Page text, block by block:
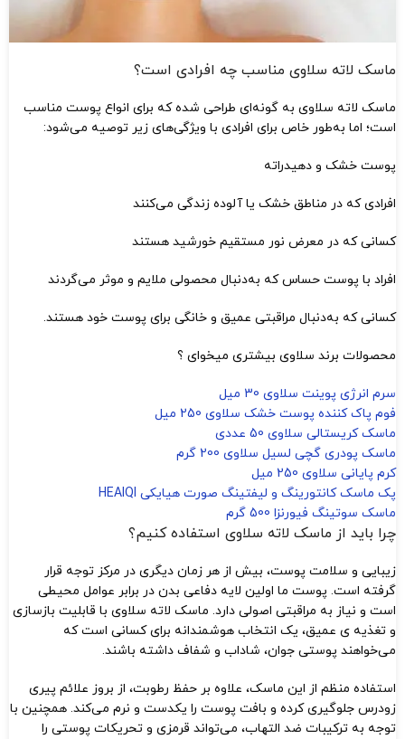
ماسک لاته سلاوی مناسب چه افرادی است؟
ماسک لاته سلاوی به گونه‌ای طراحی شده که برای انواع پوست مناسب
است؛ اما به‌طور خاص برای افرادی با ویژگی‌های زیر توصیه می‌شود:
پوست خشک و دهیدراته
افرادی که در مناطق خشک یا آلوده زندگی می‌کنند
کسانی که در معرض نور مستقیم خورشید هستند
افراد با پوست حساس که به‌دنبال محصولی ملایم و موثر می‌گردند
کسانی که به‌دنبال مراقبتی عمیق و خانگی برای پوست خود هستند.
محصولات برند سلاوی بیشتری میخوای ؟
سرم انرژی پوینت سلاوی 30 میل
فوم پاک کننده پوست خشک سلاوی 250 میل
ماسک کریستالی سلاوی 50 عددی
ماسک پودری گچی لسیل سلاوی 200 گرم
کرم پایانی سلاوی 250 میل
پک ماسک کانتورینگ و لیفتینگ صورت هیایکی HEAIQI
ماسک سوتینگ فیورنزا 500 گرم
چرا باید از ماسک لاته سلاوی استفاده کنیم؟
زیبایی و سلامت پوست، بیش از هر زمان دیگری در مرکز توجه قرار
گرفته است. پوست ما اولین لایه دفاعی بدن در برابر عوامل محیطی
است و نیاز به مراقبتی اصولی دارد. ماسک لاته سلاوی با قابلیت بازسازی
و تغذیه‌ ی عمیق، یک انتخاب هوشمندانه برای کسانی است که
می‌خواهند پوستی جوان، شاداب و شفاف داشته باشند.
استفاده منظم از این ماسک، علاوه بر حفظ رطوبت، از بروز علائم پیری
زودرس جلوگیری کرده و بافت پوست را یکدست و نرم می‌کند. همچنین با
توجه به ترکیبات ضد التهاب، می‌تواند قرمزی و تحریکات پوستی را